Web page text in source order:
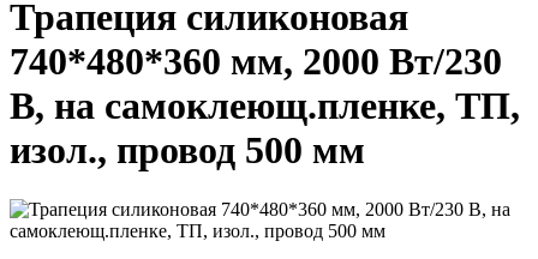
Трапеция силиконовая
740*480*360 мм, 2000 Вт/230
В, на самоклеющ.пленке, ТП,
изол., провод 500 мм